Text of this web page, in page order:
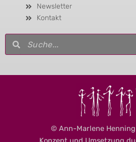
Newsletter
Kontakt
SucheSuche
© Ann-Marlene